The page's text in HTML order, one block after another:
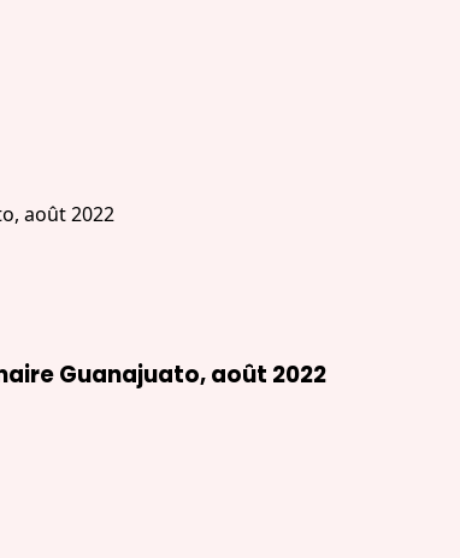
Guanajuato, août 2022